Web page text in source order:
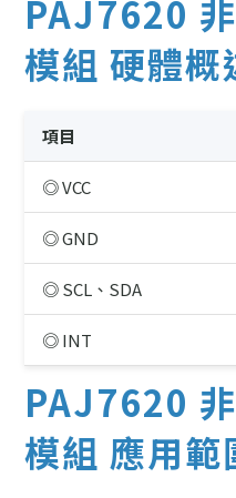
PAJ7620
模組 硬體概
項目
◎ VCC
◎ GND
◎ SCL、SDA
◎ INT
PAJ7620
模組 應用範